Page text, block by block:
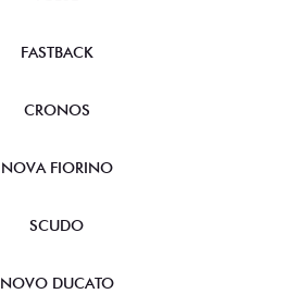
FASTBACK
CRONOS
NOVA FIORINO
SCUDO
NOVO DUCATO